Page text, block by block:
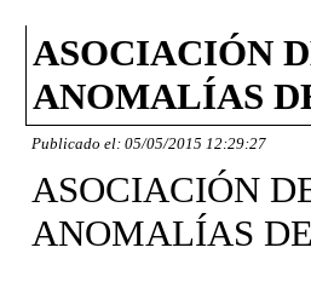
ASOCIACIÓN
ANOMALÍAS
Publicado el: 05/05/2015 12:29:27
ASOCIACIÓN
ANOMALÍAS